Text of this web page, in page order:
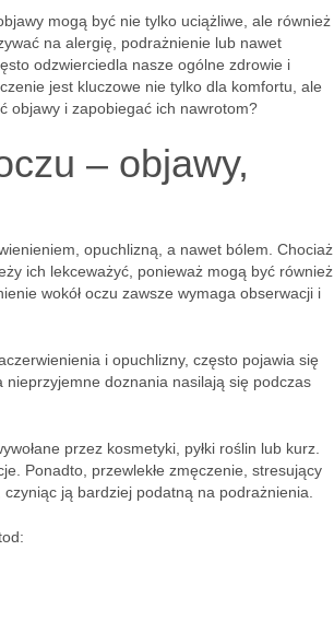
mogą być nie tylko uciążliwe, ale również
na alergię, podrażnienie lub nawet
odzwierciedla nasze ogólne zdrowie i
jest kluczowe nie tylko dla komfortu, ale
objawy i zapobiegać ich nawrotom?
– objawy,
opuchlizną, a nawet bólem. Chociaż
ich lekceważyć, ponieważ mogą być również
wokół oczu zawsze wymaga obserwacji i
i opuchlizny, często pojawia się
doznania nasilają się podczas
przez kosmetyki, pyłki roślin lub kurz.
Ponadto, przewlekłe zmęczenie, stresujący
ją bardziej podatną na podrażnienia.